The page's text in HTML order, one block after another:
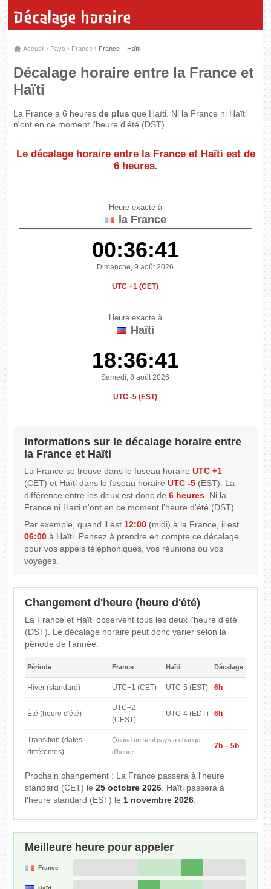
Décalage horaire
Accueil › Pays › France › France – Haïti
Décalage horaire entre la France et
Haïti
La France a 6 heuresde plus que Haïti. Ni la France ni Haïti
n'ont en ce moment l'heure d'été (DST).
Le décalage horaire entre la France et Haïti est de
6 heures.
Heure exacte à
la France
00:36:41
Dimanche, 9 août 2026
UTC +1 (CET)
Heure exacte à
Haïti
18:36:41
Samedi, 8 août 2026
UTC -5 (EST)
Informations sur le décalage horaire entre
la France et Haïti
La France se trouve dans le fuseau horaireUTC +1
(CET) et Haïti dans le fuseau horaireUTC -5 (EST). La
différence entre les deux est donc de6 heures. Ni la
France ni Haïti n'ont en ce moment l'heure d'été (DST).
Par exemple, quand il est12:00 (midi) à la France, il est
06:00 à Haïti. Pensez à prendre en compte ce décalage
pour vos appels téléphoniques, vos réunions ou vos
voyages.
Changement d'heure (heure d'été)
La France et Haïti observent tous les deux l'heure d'été
(DST). Le décalage horaire peut donc varier selon la
période de l'année.
Période France Haïti Décalage
Hiver (standard) UTC+1 (CET) UTC-5 (EST) 6h
Été (heure d'été)
UTC+2
(CEST)
UTC-4 (EDT) 6h
Transition (dates
différentes)
Quand un seul pays a changé
d'heure
7h – 5h
Prochain changement : La France passera à l'heure
standard (CET) le25 octobre 2026. Haïti passera à
l'heure standard (EST) le1 novembre 2026.
Meilleure heure pour appeler
France